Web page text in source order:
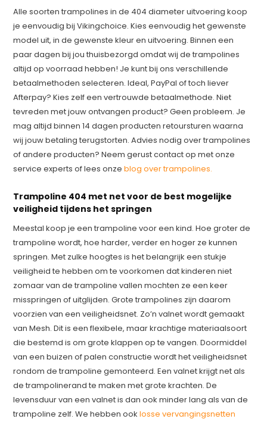
Alle soorten trampolines in de 404 diameter uitvoering koop
je eenvoudig bij Vikingchoice. Kies eenvoudig het gewenste
model uit, in de gewenste kleur en uitvoering. Binnen een
paar dagen bij jou thuisbezorgd omdat wij de trampolines
altijd op voorraad hebben! Je kunt bij ons verschillende
betaalmethoden selecteren. Ideal, PayPal of toch liever
Afterpay? Kies zelf een vertrouwde betaalmethode. Niet
tevreden met jouw ontvangen product? Geen probleem. Je
mag altijd binnen 14 dagen producten retoursturen waarna
wij jouw betaling terugstorten. Advies nodig over trampolines
of andere producten? Neem gerust contact op met onze
service experts of lees onzeblog over trampolines.
Trampoline 404 met net voor de best mogelijke
veiligheid tijdens het springen
Meestal koop je een trampoline voor een kind. Hoe groter de
trampoline wordt, hoe harder, verder en hoger ze kunnen
springen. Met zulke hoogtes is het belangrijk een stukje
veiligheid te hebben om te voorkomen dat kinderen niet
zomaar van de trampoline vallen mochten ze een keer
misspringen of uitglijden. Grote trampolines zijn daarom
voorzien van een veiligheidsnet. Zo’n valnet wordt gemaakt
van Mesh. Dit is een flexibele, maar krachtige materiaalsoort
die bestemd is om grote klappen op te vangen. Doormiddel
van een buizen of palen constructie wordt het veiligheidsnet
rondom de trampoline gemonteerd. Een valnet krijgt net als
de trampolinerand te maken met grote krachten. De
levensduur van een valnet is dan ook minder lang als van de
trampoline zelf. We hebben ooklosse vervangingsnetten